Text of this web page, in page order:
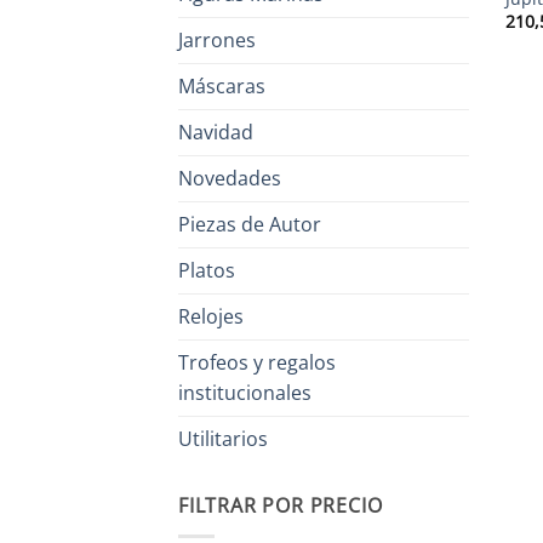
Jarrones
Máscaras
Navidad
Novedades
Piezas de Autor
Platos
Relojes
Trofeos y regalos
institucionales
Utilitarios
FILTRAR POR PRECIO